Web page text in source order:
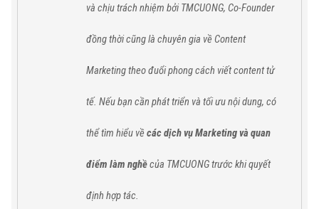
và chịu trách nhiệm bởi TMCUONG, Co-Founder
đồng thời cũng là chuyên gia về Content
Marketing theo đuổi phong cách viết content tử
tế. Nếu bạn cần phát triển và tối ưu nội dung, có
thể tìm hiểu về các dịch vụ Marketing và quan
điểm làm nghềcủa TMCUONG trước khi quyết
định hợp tác.